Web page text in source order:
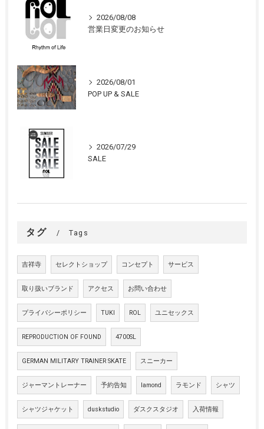
2026/08/08
営業日変更のお知らせ
2026/08/01
POP UP & SALE
2026/07/29
SALE
タグ Tags
吉祥寺 セレクトショップ コンセプト サービス
取り扱いブランド アクセス お問い合わせ
プライバシーポリシー TUKI ROL ユニセックス
REPRODUCTION OF FOUND 4700SL
GERMAN MILITARY TRAINER SKATE スニーカー
ジャーマントレーナー 予約告知 lamond ラモンド シャツ
シャツジャケット duskstudio ダスクスタジオ 入荷情報